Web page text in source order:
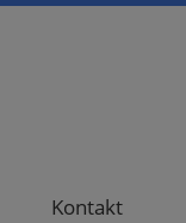
Kontakt